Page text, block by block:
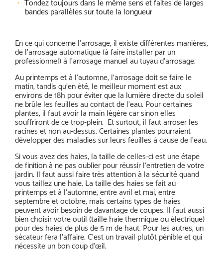
Tondez toujours dans le même sens et faites de larges
bandes parallèles sur toute la longueur
En ce qui concerne l’arrosage, il existe différentes manières,
de l’arrosage automatique (à faire installer par un
professionnel) à l’arrosage manuel au tuyau d’arrosage.
Au printemps et à l’automne, l’arrosage doit se faire le
matin, tandis qu’en été, le meilleur moment est aux
environs de 18h pour éviter que la lumière directe du soleil
ne brûle les feuilles au contact de l’eau. Pour certaines
plantes, il faut avoir la main légère car sinon elles
souffriront de ce trop-plein. Et surtout, il faut arroser les
racines et non au-dessus. Certaines plantes pourraient
développer des maladies sur leurs feuilles à cause de l’eau.
Si vous avez des haies, la taille de celles-ci est une étape
de finition à ne pas oublier pour réussir l’entretien de votre
jardin. Il faut aussi faire très attention à la sécurité quand
vous taillez une haie. La taille des haies se fait au
printemps et à l’automne, entre avril et mai, entre
septembre et octobre, mais certains types de haies
peuvent avoir besoin de davantage de coupes. Il faut aussi
bien choisir votre outil (taille haie thermique ou électrique)
pour des haies de plus de 5 m de haut. Pour les autres, un
sécateur fera l’affaire. C’est un travail plutôt pénible et qui
nécessite un bon coup d’œil.